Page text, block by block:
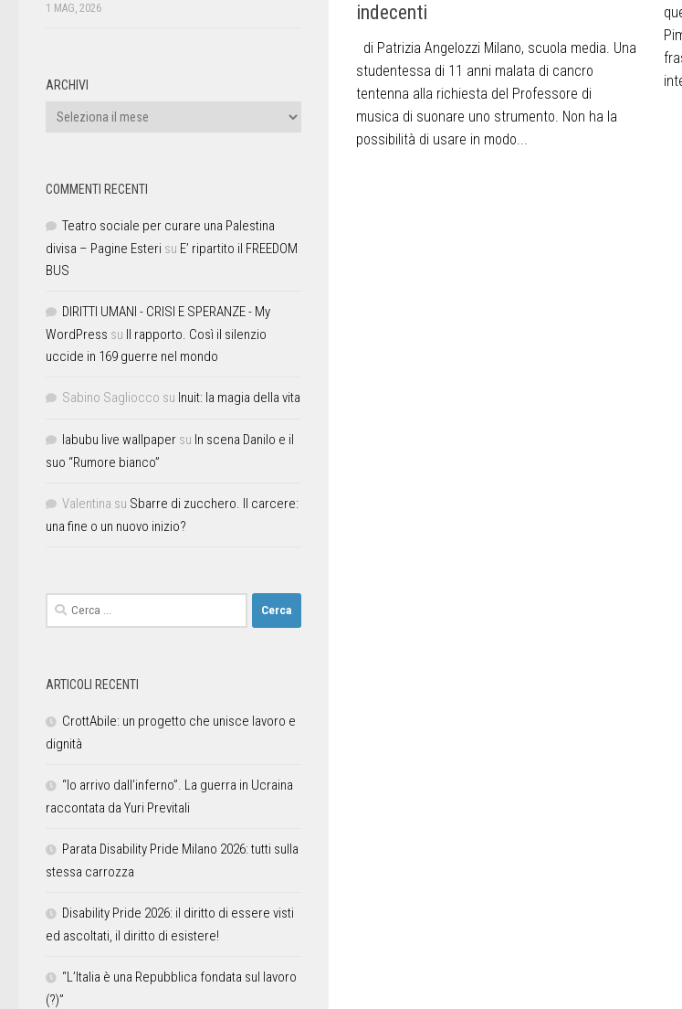
indecenti
di Patrizia Angelozzi Milano, scuola media. Una
studentessa di 11 anni malata di cancro
tentenna alla richiesta del Professore di
musica di suonare uno strumento. Non ha la
possibilità di usare in modo...
1 MAG, 2026
ARCHIVI
COMMENTI RECENTI
Teatro sociale per curare una Palestina
divisa – Pagine Esteri su E’ ripartito il FREEDOM
BUS
DIRITTI UMANI - CRISI E SPERANZE - My
WordPress su Il rapporto. Così il silenzio
uccide in 169 guerre nel mondo
Sabino Sagliocco su Inuit: la magia della vita
labubu live wallpaper su In scena Danilo e il
suo “Rumore bianco”
Valentina su Sbarre di zucchero. Il carcere:
una fine o un nuovo inizio?
ARTICOLI RECENTI
CrottAbile: un progetto che unisce lavoro e
dignità
“Io arrivo dall’inferno”. La guerra in Ucraina
raccontata da Yuri Previtali
Parata Disability Pride Milano 2026: tutti sulla
stessa carrozza
Disability Pride 2026: il diritto di essere visti
ed ascoltati, il diritto di esistere!
“L’Italia è una Repubblica fondata sul lavoro
(?)”